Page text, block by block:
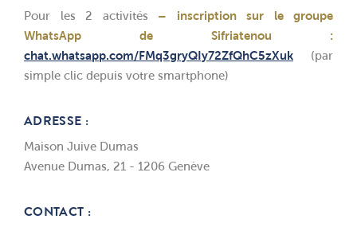
Pour les 2 activités – inscription sur le groupe
WhatsApp de Sifriatenou :
chat.whatsapp.com/FMq3gryQIy72ZfQhC5zXuk
(par
simple clic depuis votre smartphone)
ADRESSE :
Maison Juive Dumas
Avenue Dumas, 21 - 1206 Genève
CONTACT :